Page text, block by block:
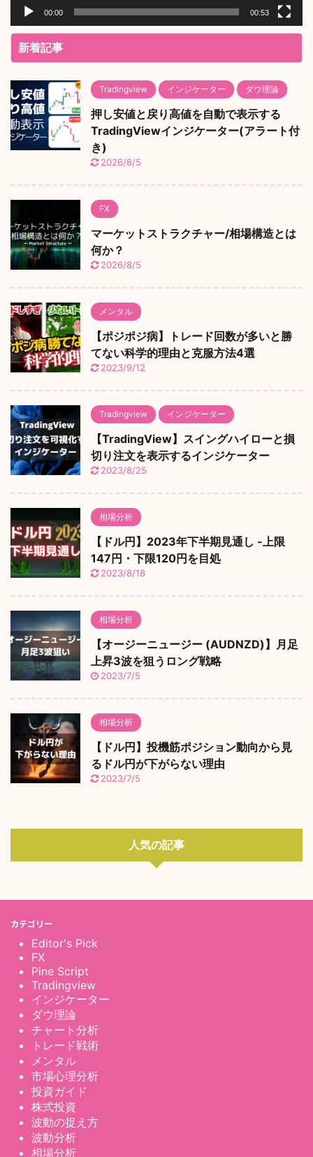
00:00 00:53
新着記事
Tradingview インジケーター ダウ理論
押し安値と戻り高値を自動で表示する
TradingViewインジケーター(アラート付
き)
2026/8/5
FX
マーケットストラクチャー/相場構造とは
何か？
2026/8/5
メンタル
【ポジポジ病】トレード回数が多いと勝
てない科学的理由と克服方法4選
2023/9/12
Tradingview インジケーター
【TradingView】スイングハイローと損
切り注文を表示するインジケーター
2023/8/25
相場分析
【ドル円】2023年下半期見通し -上限
147円・下限120円を目処
2023/8/18
相場分析
【オージーニュージー (AUDNZD)】月足
上昇3波を狙うロング戦略
2023/7/5
相場分析
【ドル円】投機筋ポジション動向から見
るドル円が下がらない理由
2023/7/5
人気の記事
カテゴリー
Editor's Pick
FX
Pine Script
Tradingview
インジケーター
ダウ理論
チャート分析
トレード戦術
メンタル
市場心理分析
投資ガイド
株式投資
波動の捉え方
波動分析
相場分析